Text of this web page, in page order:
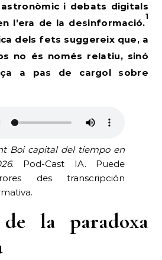
i debats digitals
l’era de la desinformació.
1
dels fets suggereix que, a
no és només relatiu, sinó
a pas de cargol sobre
Boi capital del tiempo en
. Pod-Cast IA. Puede
des transcripción
de la paradoxa